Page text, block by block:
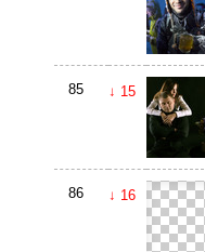
85 ↓ 15
86 ↓ 16